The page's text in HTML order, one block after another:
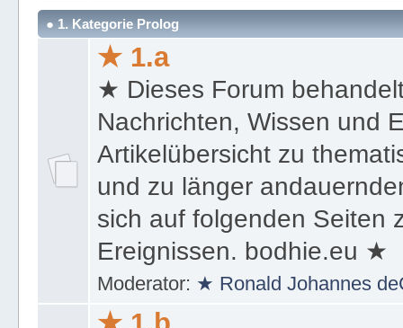
● 1. Kategorie Prolog
★ 1.a
★ Dieses Forum
Nachrichten, Wissen und
Artikelübersicht zu
und zu länger
sich auf folgenden Seiten
Ereignissen. bodhie.eu ★
Moderator: ★ Ronald Johannes